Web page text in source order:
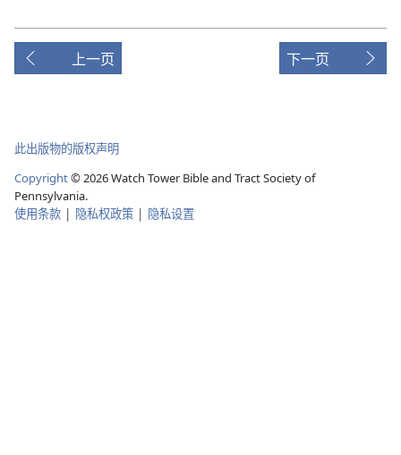
上一页 下一页
此出版物的版权声明
Copyright© 2026Watch Tower Bible and Tract Society of
Pennsylvania.
使用条款 | 隐私权政策 | 隐私设置